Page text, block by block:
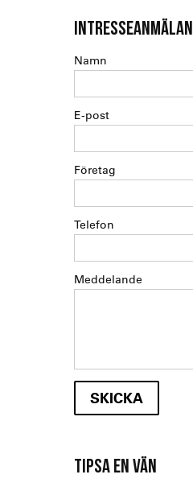
INTRESSEANMÄLAN
Namn
E-post
Företag
Telefon
Meddelande
TIPSA EN VÄN